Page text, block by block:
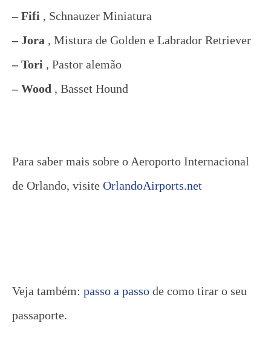
– Fifi , Schnauzer Miniatura
– Jora , Mistura de Golden e Labrador Retriever
– Tori , Pastor alemão
– Wood , Basset Hound
Para saber mais sobre o Aeroporto Internacional
de Orlando, visite OrlandoAirports.net
Veja também: passo a passo de como tirar o seu
passaporte.